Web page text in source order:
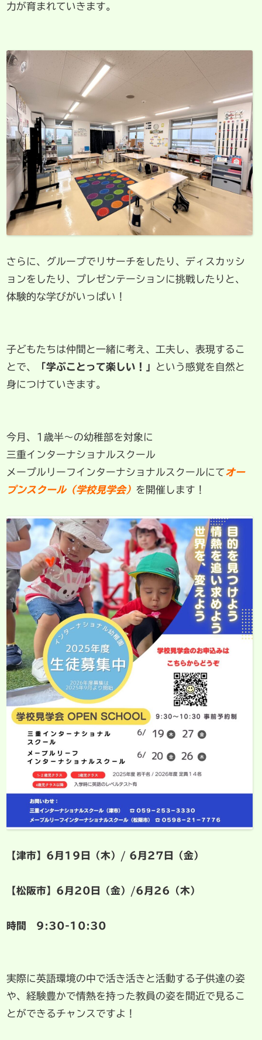
力が育まれていきます。
さらに、グループでリサーチをしたり、ディスカッシ
ョンをしたり、プレゼンテーションに挑戦したりと、
体験的な学びがいっぱい！
子どもたちは仲間と一緒に考え、工夫し、表現するこ
とで、
「学ぶことって楽しい！」
という感覚を自然と
身につけていきます。
今月、1歳半〜の幼稚部を対象に
三重インターナショナルスクール
メープルリーフインターナショナルスクールにてオー
プンスクール（学校見学会） を開催します！
【津市】6月19日（木）/ 6月27日（金）
【松阪市】6月20日（金）/6月26（木）
時間 9:30-10:30
実際に英語環境の中で活き活きと活動する子供達の姿
や、経験豊かで情熱を持った教員の姿を間近で見るこ
とができるチャンスですよ！